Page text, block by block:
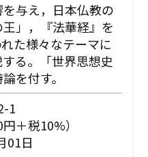
与え，日本仏教の
」，『法華経』を
た様々なテーマに
る。「世界思想史
を付す。
1
＋税10%）
01日